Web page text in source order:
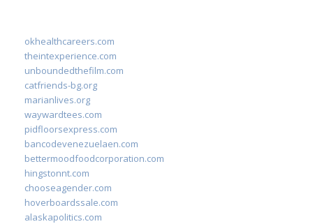
okhealthcareers.com
theintexperience.com
unboundedthefilm.com
catfriends-bg.org
marianlives.org
waywardtees.com
pidfloorsexpress.com
bancodevenezuelaen.com
bettermoodfoodcorporation.com
hingstonnt.com
chooseagender.com
hoverboardssale.com
alaskapolitics.com